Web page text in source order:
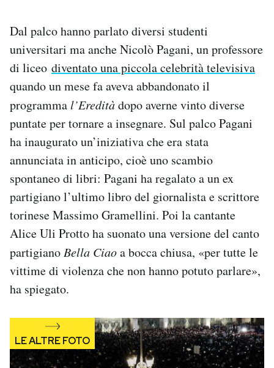
Dal palco hanno parlato diversi studenti
universitari ma anche Nicolò Pagani, un professore
di liceo diventato una piccola celebrità televisiva
quando un mese fa aveva abbandonato il
programmal’Ereditàdopo averne vinto diverse
puntate per tornare a insegnare. Sul palco Pagani
ha inaugurato un’iniziativa che era stata
annunciata in anticipo, cioè uno scambio
spontaneo di libri: Pagani ha regalato a un ex
partigiano l’ultimo libro del giornalista e scrittore
torinese Massimo Gramellini. Poi la cantante
Alice Uli Protto ha suonato una versione del canto
partigiano Bella Ciaoa bocca chiusa, «per tutte le
vittime di violenza che non hanno potuto parlare»,
ha spiegato.